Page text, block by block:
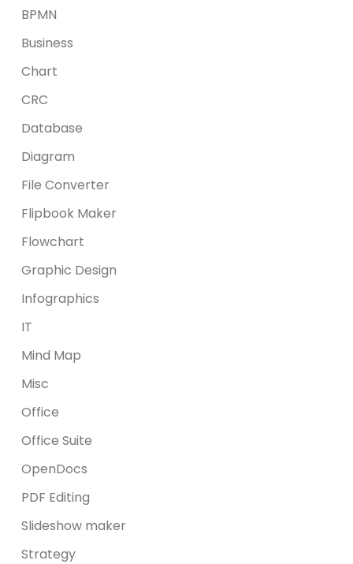
BPMN
Business
Chart
CRC
Database
Diagram
File Converter
Flipbook Maker
Flowchart
Graphic Design
Infographics
IT
Mind Map
Misc
Office
Office Suite
OpenDocs
PDF Editing
Slideshow maker
Strategy